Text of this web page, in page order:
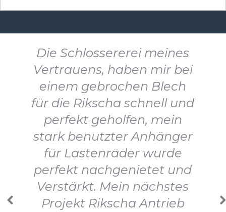
Die Schlossererei meines
Vertrauens, haben mir bei
einem gebrochen Blech
für die Rikscha schnell und
perfekt geholfen, mein
stark benutzter Anhänger
für Lastenräder wurde
perfekt nachgenietet und
Verstärkt. Mein nächstes
Projekt Rikscha Antrieb